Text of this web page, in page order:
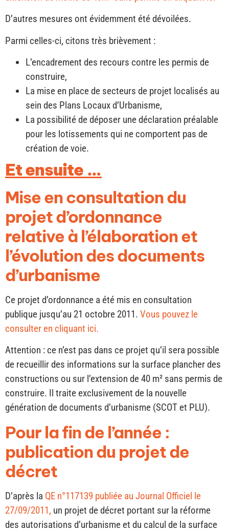
D’autres mesures ont évidemment été dévoilées.
Parmi celles-ci, citons très brièvement :
L’encadrement des recours contre les permis de
construire,
La mise en place de secteurs de projet localisés au
sein des Plans Locaux d’Urbanisme,
La possibilité de déposer une déclaration préalable
pour les lotissements qui ne comportent pas de
création de voie.
Et ensuite …
Mise en consultation du
projet d’ordonnance
relative à l’élaboration et
l’évolution des documents
d’urbanisme
Ce projet d’ordonnance a été mis en consultation
publique jusqu’au 21 octobre 2011. Vous pouvez le
consulter en cliquant ici.
Attention : ce n’est pas dans ce projet qu’il sera possible
de recueillir des informations sur la surface plancher des
constructions ou sur l’extension de 40 m² sans permis de
construire. Il traite exclusivement de la nouvelle
génération de documents d’urbanisme (SCOT et PLU).
Pour la fin de l’année :
publication du projet de
décret
D’après la QE n°117139 publiée au Journal Officiel le
27/09/2011, un projet de décret portant sur la réforme
des autorisations d’urbanisme et du calcul de la surface